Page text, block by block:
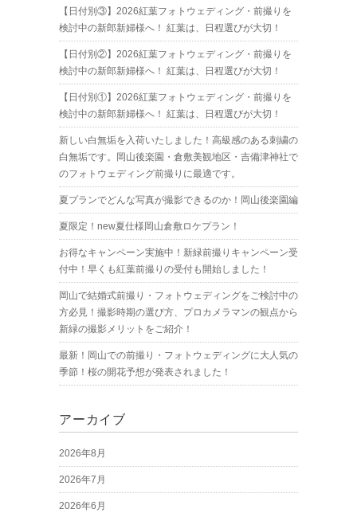
【日付別③】2026紅葉フォトウェディング・前撮りを
検討中の新郎新婦様へ！ 紅葉は、日程選びが大切！
【日付別②】2026紅葉フォトウェディング・前撮りを
検討中の新郎新婦様へ！ 紅葉は、日程選びが大切！
【日付別①】2026紅葉フォトウェディング・前撮りを
検討中の新郎新婦様へ！ 紅葉は、日程選びが大切！
新しい白無垢を入荷いたしました！高級感のある刺繍の
白無垢です。岡山後楽園・倉敷美観地区・吉備津神社で
のフォトウェディング前撮りに最適です。
夏プランでどんな写真が撮影できるのか！岡山後楽園編
夏限定！new夏仕様岡山倉敷ロケプラン！
お得なキャンペーン実施中！新緑前撮りキャンペーン受
付中！早くも紅葉前撮りの受付も開始しました！
岡山で結婚式前撮り・フォトウェディングをご検討中の
方必見！撮影時期の選び方、プロカメラマンの観点から
新緑の撮影メリットをご紹介！
最新！岡山での前撮り・フォトウェディングに大人気の
季節！桜の開花予想が発表されました！
アーカイブ
2026年8月
2026年7月
2026年6月